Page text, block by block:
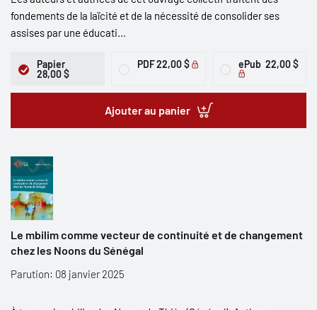
fondements de la laïcité et de la nécessité de consolider ses
assises par une éducati...
Papier
28,00 $
PDF22,00 $ ePub 22,00 $
Ajouter au panier
Le mbilim comme vecteur de continuité et de changement
chez les Noons du Sénégal
Parution: 08 janvier 2025